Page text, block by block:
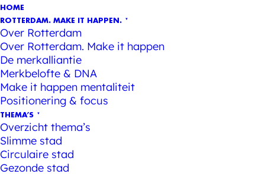
HOME
ROTTERDAM. MAKE IT HAPPEN.
Over Rotterdam
Over Rotterdam. Make it happen
De merkalliantie
Merkbelofte & DNA
Make it happen mentaliteit
Positionering & focus
THEMA’S
Overzicht thema’s
Slimme stad
Circulaire stad
Gezonde stad